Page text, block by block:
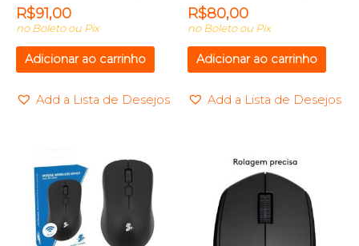
R$91,00
no Boleto ou Pix
Adicionar ao carrinho
Add a Lista de Desejos
R$80,00
no Boleto ou Pix
Adicionar ao carrinho
Add a Lista de Desejos